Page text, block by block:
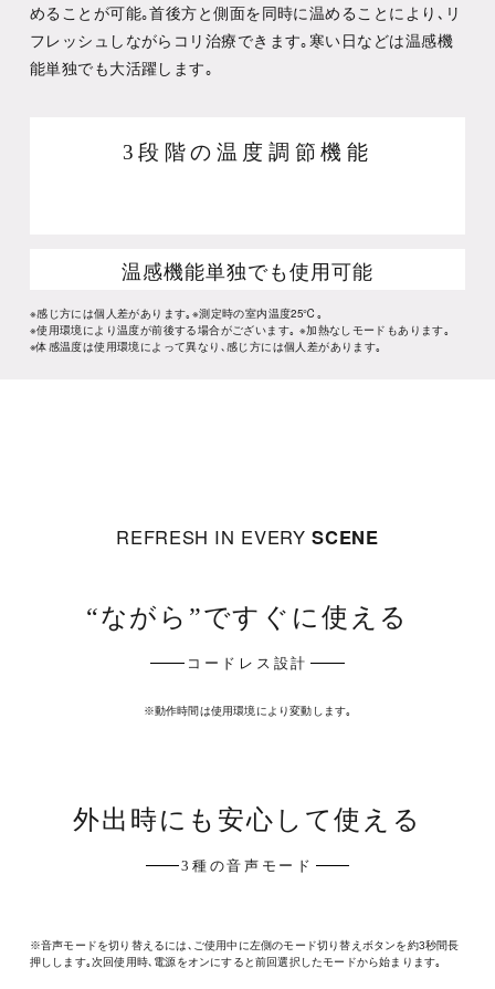
めることが可能｡首後方と側面を同時に温めることにより､リ
フレッシュしながらコリ治療できます｡寒い日などは温感機
能単独でも大活躍します｡
3段階の温度調節機能
温感機能単独でも使用可能
※感じ方には個人差があります｡※測定時の室内温度25℃｡
※使用環境により温度が前後する場合がございます｡ ※加熱なしモードもあります｡
※体感温度は使用環境によって異なり､感じ方には個人差があります｡
REFRESH IN EVERYSCENE
“ながら”ですぐに使える
コードレス設計
※動作時間は使用環境により変動します｡
外出時にも安心して使える
3種の音声モード
※音声モードを切り替えるには､ご使用中に左側のモード切り替えボタンを約3秒間長
押しします｡次回使用時､電源をオンにすると前回選択したモードから始まります｡